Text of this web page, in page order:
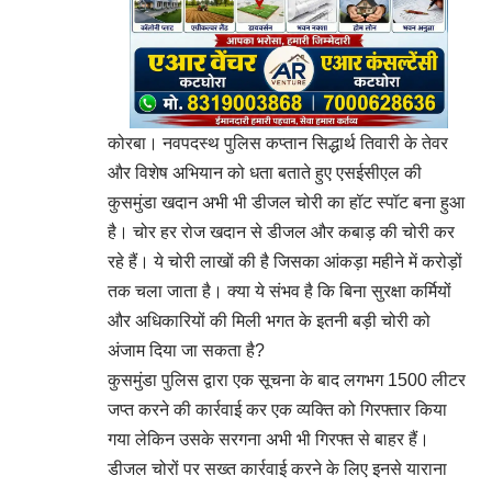
कोरबा। नवपदस्थ पुलिस कप्तान सिद्धार्थ तिवारी के तेवर
और विशेष अभियान को धता बताते हुए एसईसीएल की
कुसमुंडा खदान अभी भी डीजल चोरी का हॉट स्पॉट बना हुआ
है। चोर हर रोज खदान से डीजल और कबाड़ की चोरी कर
रहे हैं। ये चोरी लाखों की है जिसका आंकड़ा महीने में करोड़ों
तक चला जाता है। क्या ये संभव है कि बिना सुरक्षा कर्मियों
और अधिकारियों की मिली भगत के इतनी बड़ी चोरी को
अंजाम दिया जा सकता है?
कुसमुंडा पुलिस द्वारा एक सूचना के बाद लगभग 1500 लीटर
जप्त करने की कार्रवाई कर एक व्यक्ति को गिरफ्तार किया
गया लेकिन उसके सरगना अभी भी गिरफ्त से बाहर हैं।
डीजल चोरों पर सख्त कार्रवाई करने के लिए इनसे याराना